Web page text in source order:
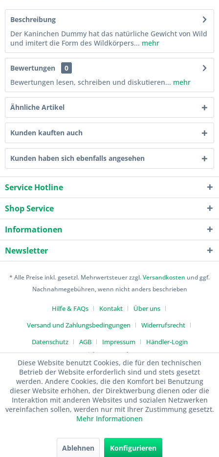
Beschreibung
Der Kaninchen Dummy hat das natürliche Gewicht von Wild
und imitert die Form des Wildkörpers... mehr
Bewertungen
0
Bewertungen lesen, schreiben und diskutieren... mehr
Ähnliche Artikel
Kunden kauften auch
Kunden haben sich ebenfalls angesehen
Service Hotline
Shop Service
Informationen
Newsletter
* Alle Preise inkl. gesetzl. Mehrwertsteuer zzgl.Versandkosten und ggf.
Nachnahmegebühren, wenn nicht anders beschrieben
Hilfe & FAQs Kontakt
Über uns
Versand und Zahlungsbedingungen
Widerrufsrecht
Datenschutz
AGB Impressum
Händler-Login
Copyright 2017 Hethan UG
Diese Website benutzt Cookies, die für den technischen
Betrieb der Website erforderlich sind und stets gesetzt
werden. Andere Cookies, die den Komfort bei Benutzung
dieser Website erhöhen, der Direktwerbung dienen oder die
Interaktion mit anderen Websites und sozialen Netzwerken
vereinfachen sollen, werden nur mit Ihrer Zustimmung gesetzt.
Mehr Informationen
Ablehnen Konfigurieren